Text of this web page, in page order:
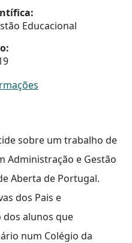
Educacional
sobre um trabalho de
Administração e Gestão
Aberta de Portugal.
dos Pais e
dos alunos que
num Colégio da